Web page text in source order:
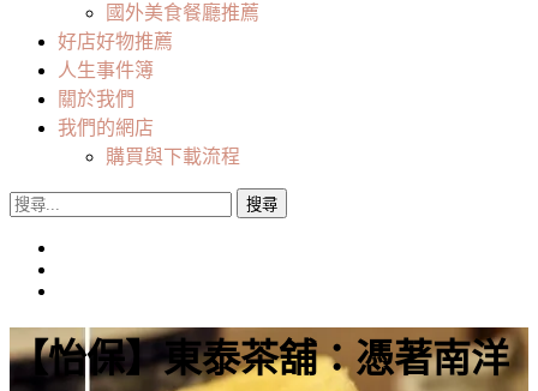
國外美食餐廳推薦
好店好物推薦
人生事件簿
關於我們
我們的網店
購買與下載流程
搜
【怡保】東泰茶舖：憑著南洋